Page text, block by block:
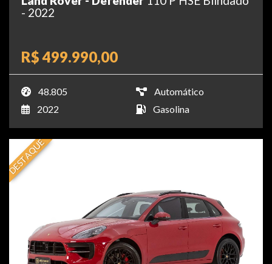
- 2022
R$ 499.990,00
48.805
Automático
2022
Gasolina
DESTAQUE